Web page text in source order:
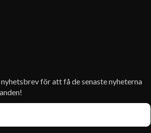
för att få de senaste nyheterna